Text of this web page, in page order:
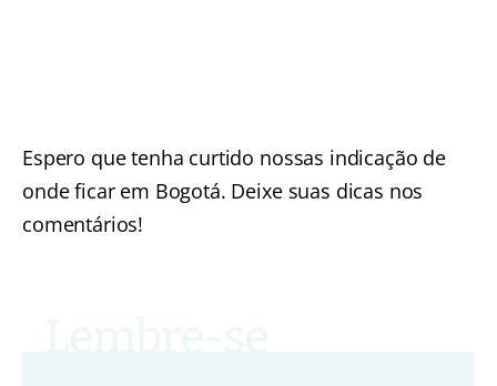
Espero que tenha curtido nossas indicação de
onde ficar em Bogotá. Deixe suas dicas nos
comentários!